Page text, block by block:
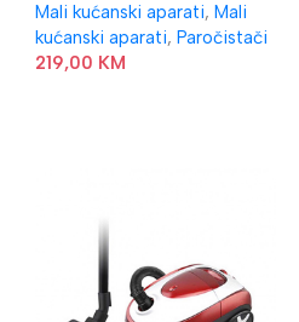
Mali kućanski aparati, Mali
kućanski aparati, Paročistači
219,00 KM